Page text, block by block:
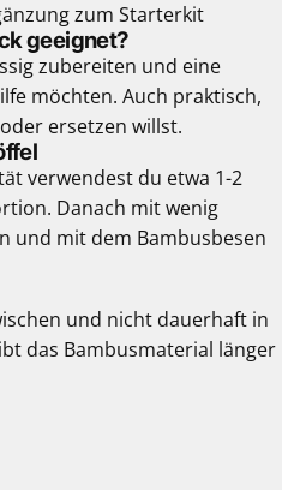
zum Starterkit
geeignet?
zubereiten und eine
möchten. Auch praktisch,
ersetzen willst.
verwendest du etwa 1-2
Danach mit wenig
und mit dem Bambusbesen
und nicht dauerhaft in
das Bambusmaterial länger